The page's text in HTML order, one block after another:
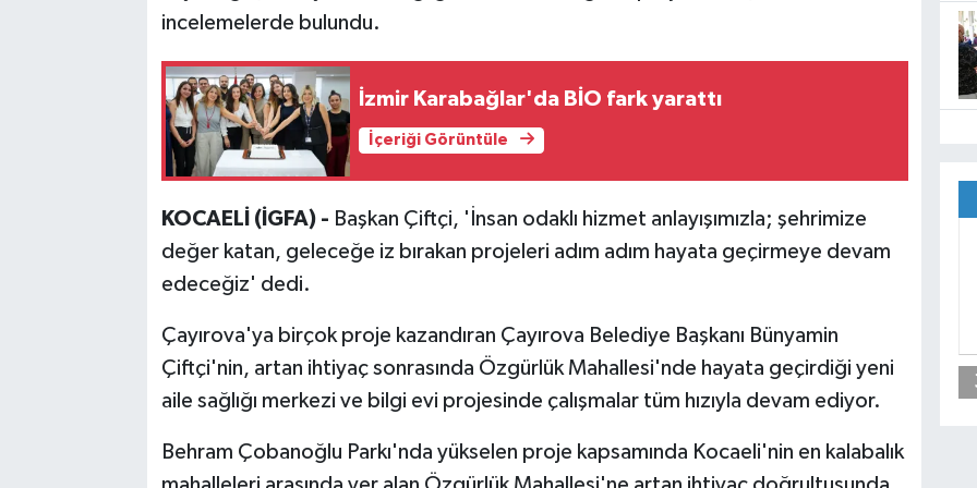
incelemelerde bulundu.
İzmir Karabağlar'da BİO fark yarattı
İçeriği Görüntüle
KOCAELİ (İGFA) - Başkan Çiftçi, 'İnsan odaklı hizmet anlayışımızla; şehrimize
değer katan, geleceğe iz bırakan projeleri adım adım hayata geçirmeye devam
edeceğiz' dedi.
Çayırova'ya birçok proje kazandıran Çayırova Belediye Başkanı Bünyamin
Çiftçi'nin, artan ihtiyaç sonrasında Özgürlük Mahallesi'nde hayata geçirdiği yeni
aile sağlığı merkezi ve bilgi evi projesinde çalışmalar tüm hızıyla devam ediyor.
Behram Çobanoğlu Parkı'nda yükselen proje kapsamında Kocaeli'nin en kalabalık